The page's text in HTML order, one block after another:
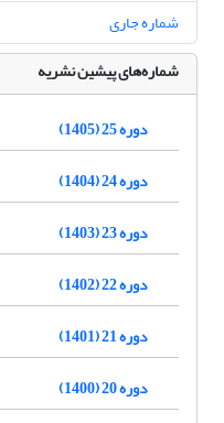
شماره جاری
شماره‌های پیشین نشریه
دوره 25 (1405)
دوره 24 (1404)
دوره 23 (1403)
دوره 22 (1402)
دوره 21 (1401)
دوره 20 (1400)